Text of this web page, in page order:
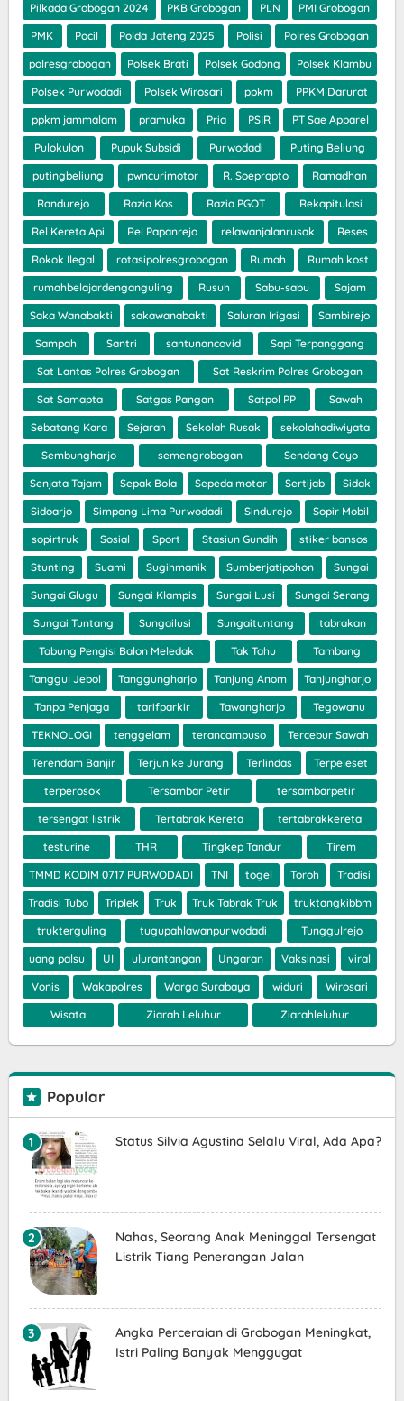
Pilkada Grobogan 2024 PKB Grobogan PLN PMI Grobogan
PMK Pocil Polda Jateng 2025 Polisi Polres Grobogan
polresgrobogan Polsek Brati Polsek Godong Polsek Klambu
Polsek Purwodadi Polsek Wirosari ppkm PPKM Darurat
ppkm jammalam pramuka Pria PSIR PT Sae Apparel
Pulokulon Pupuk Subsidi Purwodadi Puting Beliung
putingbeliung pwncurimotor R. Soeprapto Ramadhan
Randurejo Razia Kos Razia PGOT Rekapitulasi
Rel Kereta Api Rel Papanrejo relawanjalanrusak Reses
Rokok Ilegal rotasipolresgrobogan Rumah Rumah kost
rumahbelajardenganguling Rusuh Sabu-sabu Sajam
Saka Wanabakti sakawanabakti Saluran Irigasi Sambirejo
Sampah Santri santunancovid Sapi Terpanggang
Sat Lantas Polres Grobogan Sat Reskrim Polres Grobogan
Sat Samapta Satgas Pangan Satpol PP Sawah
Sebatang Kara Sejarah Sekolah Rusak sekolahadiwiyata
Sembungharjo semengrobogan Sendang Coyo
Senjata Tajam Sepak Bola Sepeda motor Sertijab Sidak
Sidoarjo Simpang Lima Purwodadi Sindurejo Sopir Mobil
sopirtruk Sosial Sport Stasiun Gundih stiker bansos
Stunting Suami Sugihmanik Sumberjatipohon Sungai
Sungai Glugu Sungai Klampis Sungai Lusi Sungai Serang
Sungai Tuntang Sungailusi Sungaituntang tabrakan
Tabung Pengisi Balon Meledak Tak Tahu Tambang
Tanggul Jebol Tanggungharjo Tanjung Anom Tanjungharjo
Tanpa Penjaga tarifparkir Tawangharjo Tegowanu
TEKNOLOGI tenggelam terancampuso Tercebur Sawah
Terendam Banjir Terjun ke Jurang Terlindas Terpeleset
terperosok Tersambar Petir tersambarpetir
tersengat listrik Tertabrak Kereta tertabrakkereta
testurine THR Tingkep Tandur Tirem
TMMD KODIM 0717 PURWODADI TNI togel Toroh Tradisi
Tradisi Tubo Triplek Truk Truk Tabrak Truk truktangkibbm
trukterguling tugupahlawanpurwodadi Tunggulrejo
uang palsu UI ulurantangan Ungaran Vaksinasi viral
Vonis Wakapolres Warga Surabaya widuri Wirosari
Wisata Ziarah Leluhur Ziarahleluhur
Popular
Status Silvia Agustina Selalu Viral, Ada Apa?
Nahas, Seorang Anak Meninggal Tersengat
Listrik Tiang Penerangan Jalan
Angka Perceraian di Grobogan Meningkat,
Istri Paling Banyak Menggugat